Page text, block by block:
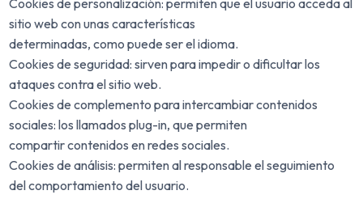
sitio web con unas características
determinadas, como puede ser el idioma.
Cookies de seguridad: sirven para impedir o dificultar los
ataques contra el sitio web.
Cookies de complemento para intercambiar contenidos
sociales: los llamados plug-in, que permiten
compartir contenidos en redes sociales.
Cookies de análisis: permiten al responsable el seguimiento
del comportamiento del usuario.